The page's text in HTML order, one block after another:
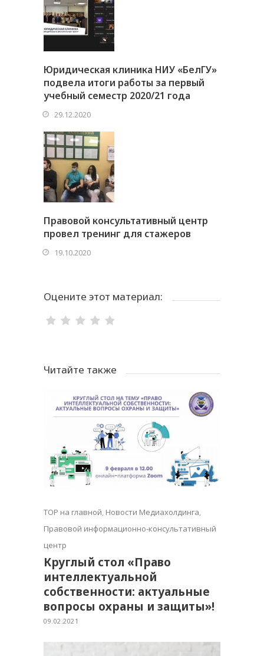
Юридическая клиника НИУ «БелГУ»
подвела итоги работы за первый
учебный семестр 2020/21 года
29.12.2020
Правовой консультативный центр
провел тренинг для стажеров
19.10.2020
Оцените этот материал:
Читайте также
TOP на главной, Новости Медиахолдинга,
Правовой информационно-консультативный
центр
Круглый стол «Право
интеллектуальной
собственности: актуальные
вопросы охраны и защиты»!
09.02.2021